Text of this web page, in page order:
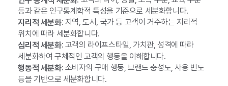
등과 같은 인구통계학적 특성을 기준으로 세분화합니다.
지리적 세분화: 지역, 도시, 국가 등 고객이 거주하는 지리적
위치에 따라 세분화합니다.
심리적 세분화: 고객의 라이프스타일, 가치관, 성격에 따라
세분화하여 구체적인 고객의 행동을 이해합니다.
행동적 세분화: 소비자의 구매 행동, 브랜드 충성도, 사용 빈도
등을 기반으로 세분화합니다.